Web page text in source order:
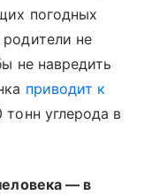
погодных
не
не навредить
приводит к
углерода в
— в